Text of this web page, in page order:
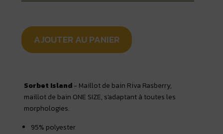
150,00 €.75,00 €.
AJOUTER AU PANIER
Sorbet Island- Maillot de bain Riva Rasberry,
maillot de bain ONE SIZE, s'adaptant à toutes les
morphologies.
95% polyester